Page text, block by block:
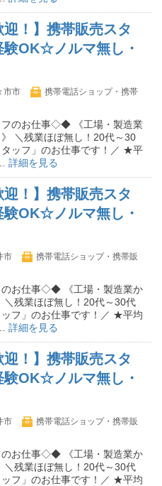
迎！】携帯販売スタ
OK☆ノルマ無し・
市市
携帯電話ショップ・携帯
のお仕事◇◆ 《工場・製造業
＼残業ほぼ無し！20代～30
ッフ」のお仕事です！／ ★平
詳細を見る
迎！】携帯販売スタ
OK☆ノルマ無し・
市
携帯電話ショップ・携帯販
お仕事◇◆ 《工場・製造業か
＼残業ほぼ無し！20代～30代
フ」のお仕事です！／ ★平均
詳細を見る
迎！】携帯販売スタ
OK☆ノルマ無し・
市
携帯電話ショップ・携帯販
お仕事◇◆ 《工場・製造業か
＼残業ほぼ無し！20代～30代
フ」のお仕事です！／ ★平均